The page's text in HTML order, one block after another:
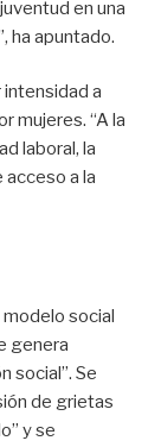
en una
ha apuntado.
intensidad a
mujeres. “A la
laboral, la
a la
social
genera
social”. Se
de grietas
y se